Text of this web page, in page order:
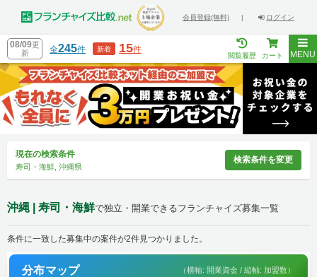
会員登録(無料) | ログイン
08/09更
新
全245件 新着 15件
閲覧履歴 カート MENU
現在の検索条件
寿司・海鮮, 沖縄県
検索条件を変更
沖縄 | 寿司・海鮮で独立・開業できるフランチャイズ募集一覧
条件に一致した募集中の案件が2件見つかりました。
分布マップ （横軸: 開業資金 / 縦軸: 加盟数）